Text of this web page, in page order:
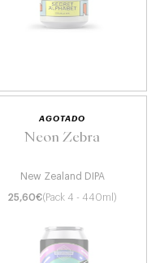
AGOTADO
Neon Zebra
New Zealand DIPA
25,60€(Pack 4 - 440ml)